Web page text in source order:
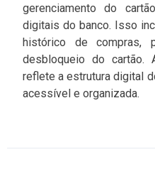
gerenciamento do
digitais do banco. Isso
histórico de compras,
desbloqueio do cartão.
reflete a estrutura digital
acessível e organizada.